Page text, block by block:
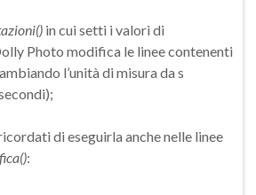
in cui setti i valori di
Photo modifica le linee contenenti
l’unità di misura da s
di eseguirla anche nelle linee
: